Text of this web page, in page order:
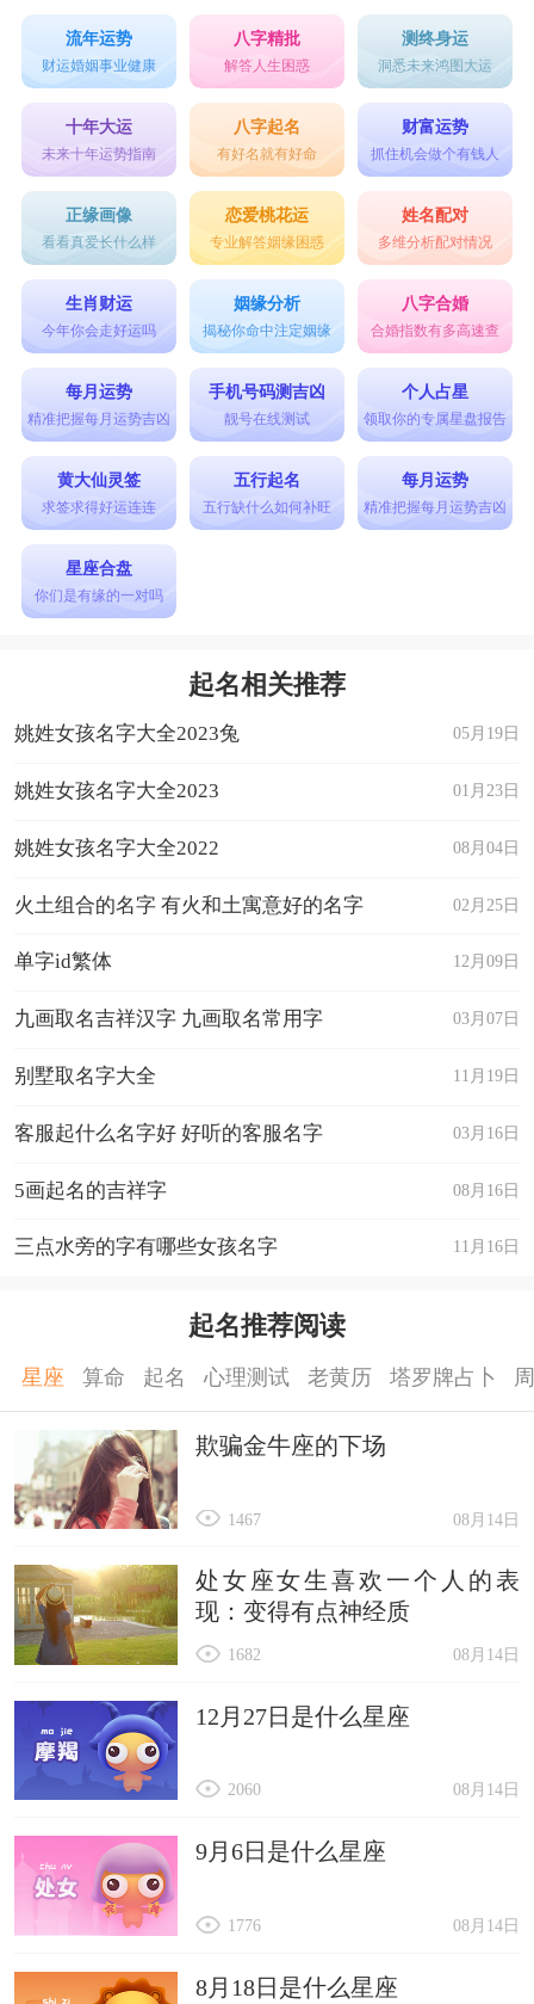
流年运势
财运婚姻事业健康
八字精批
解答人生困惑
测终身运
洞悉未来鸿图大运
十年大运
未来十年运势指南
八字起名
有好名就有好命
财富运势
抓住机会做个有钱人
正缘画像
看看真爱长什么样
恋爱桃花运
专业解答姻缘困惑
姓名配对
多维分析配对情况
生肖财运
今年你会走好运吗
姻缘分析
揭秘你命中注定姻缘
八字合婚
合婚指数有多高速查
每月运势
精准把握每月运势吉凶
手机号码测吉凶
靓号在线测试
个人占星
领取你的专属星盘报告
黄大仙灵签
求签求得好运连连
五行起名
五行缺什么如何补旺
每月运势
精准把握每月运势吉凶
星座合盘
你们是有缘的一对吗
起名相关推荐
05月19日
姚姓女孩名字大全2023兔
01月23日
姚姓女孩名字大全2023
08月04日
姚姓女孩名字大全2022
02月25日
火土组合的名字 有火和土寓意好的名字
12月09日
单字id繁体
03月07日
九画取名吉祥汉字 九画取名常用字
11月19日
别墅取名字大全
03月16日
客服起什么名字好 好听的客服名字
08月16日
5画起名的吉祥字
11月16日
三点水旁的字有哪些女孩名字
起名推荐阅读
星座 算命 起名 心理测试 老黄历 塔罗牌占卜
欺骗金牛座的下场
08月14日
1467
处女座女生喜欢一个人的表
现：变得有点神经质
08月14日
1682
12月27日是什么星座
08月14日
2060
9月6日是什么星座
08月14日
1776
8月18日是什么星座